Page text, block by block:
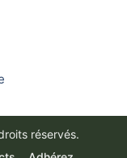
réservés.